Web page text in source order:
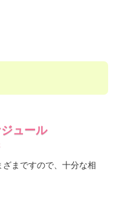
ュール
まですので、十分な相